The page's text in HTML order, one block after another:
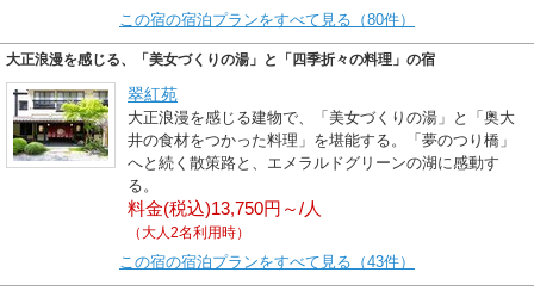
この宿の宿泊プランをすべて見る（80件）
大正浪漫を感じる、「美女づくりの湯」と「四季折々の料理」の宿
翠紅苑
大正浪漫を感じる建物で、「美女づくりの湯」と「奥大
井の食材をつかった料理」を堪能する。「夢のつり橋」
へと続く散策路と、エメラルドグリーンの湖に感動す
る。
料金(税込)13,750円～/人
（大人2名利用時）
この宿の宿泊プランをすべて見る（43件）